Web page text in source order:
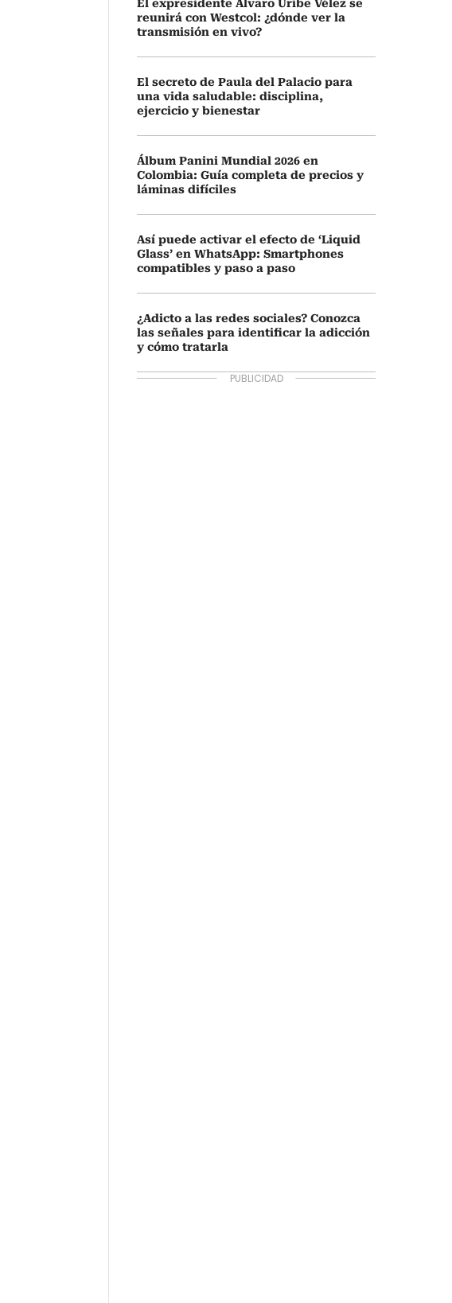
El expresidente Álvaro Uribe Vélez se
reunirá con Westcol: ¿dónde ver la
transmisión en vivo?
El secreto de Paula del Palacio para
una vida saludable: disciplina,
ejercicio y bienestar
Álbum Panini Mundial 2026 en
Colombia: Guía completa de precios y
láminas difíciles
Así puede activar el efecto de ‘Liquid
Glass’ en WhatsApp: Smartphones
compatibles y paso a paso
¿Adicto a las redes sociales? Conozca
las señales para identificar la adicción
y cómo tratarla